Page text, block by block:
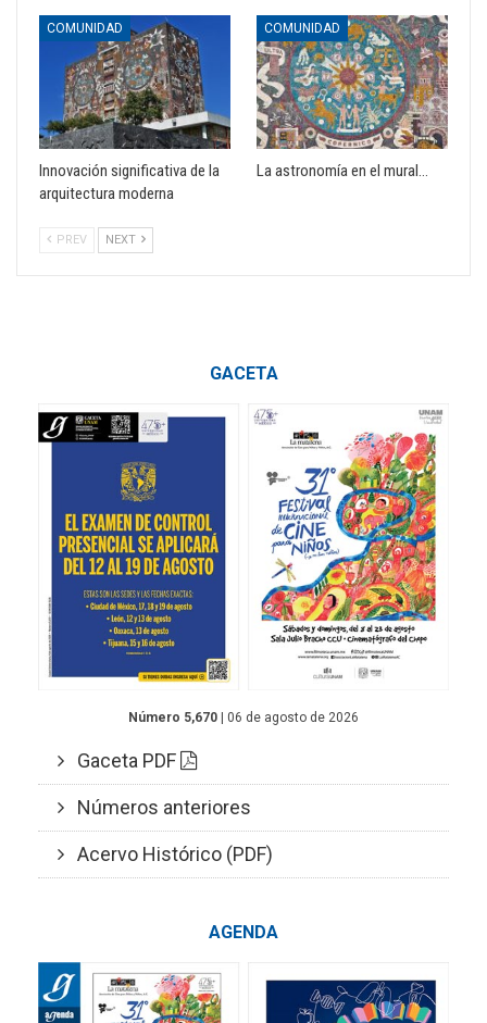
COMUNIDAD
Innovación significativa de la
arquitectura moderna
COMUNIDAD
La astronomía en el mural…
PREV NEXT
GACETA
Número 5,670 | 06 de agosto de 2026
Gaceta PDF
Números anteriores
Acervo Histórico (PDF)
AGENDA